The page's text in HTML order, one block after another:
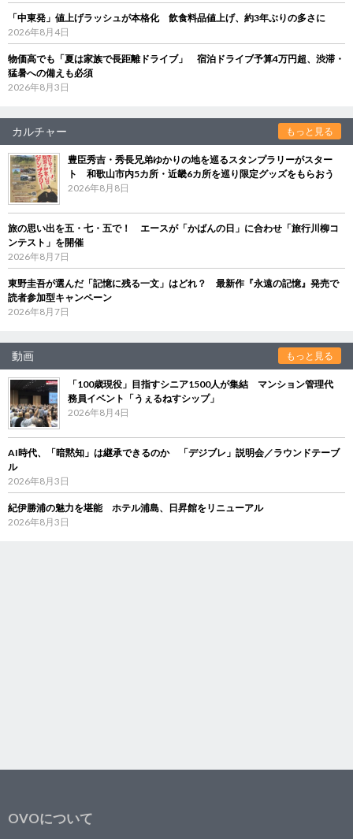
「中東発」値上げラッシュが本格化 飲食料品値上げ、約3年ぶりの多さに
2026年8月4日
物価高でも「夏は家族で長距離ドライブ」 宿泊ドライブ予算4万円超、渋滞・
猛暑への備えも必須
2026年8月3日
カルチャー もっと見る
豊臣秀吉・秀長兄弟ゆかりの地を巡るスタンプラリーがスター
ト 和歌山市内5カ所・近畿6カ所を巡り限定グッズをもらおう
2026年8月8日
旅の思い出を五・七・五で！ エースが「かばんの日」に合わせ「旅行川柳コ
ンテスト」を開催
2026年8月7日
東野圭吾が選んだ「記憶に残る一文」はどれ？ 最新作『永遠の記憶』発売で
読者参加型キャンペーン
2026年8月7日
動画 もっと見る
「100歳現役」目指すシニア1500人が集結 マンション管理代
務員イベント「うぇるねすシップ」
2026年8月4日
AI時代、「暗黙知」は継承できるのか 「デジブレ」説明会／ラウンドテーブ
ル
2026年8月3日
紀伊勝浦の魅力を堪能 ホテル浦島、日昇館をリニューアル
2026年8月3日
OVOについて